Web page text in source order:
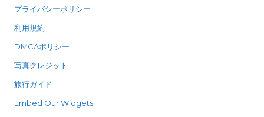
プライバシーポリシー
利用規約
DMCAポリシー
写真クレジット
旅行ガイド
Embed Our Widgets